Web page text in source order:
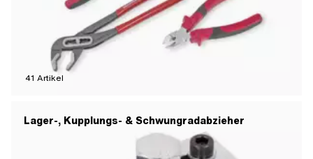
41 Artikel
Lager-, Kupplungs- & Schwungradabzieher